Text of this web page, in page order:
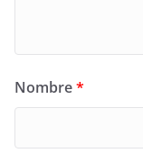
Nombre*